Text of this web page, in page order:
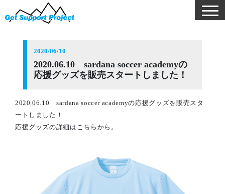
2020/06/10
2020.06.10 sardana soccer academyの
応援グッズを販売スタートしました！
2020.06.10 sardana soccer academyの応援グッズを販売スタ
ートしました！
応援グッズの詳細 はこちらから。